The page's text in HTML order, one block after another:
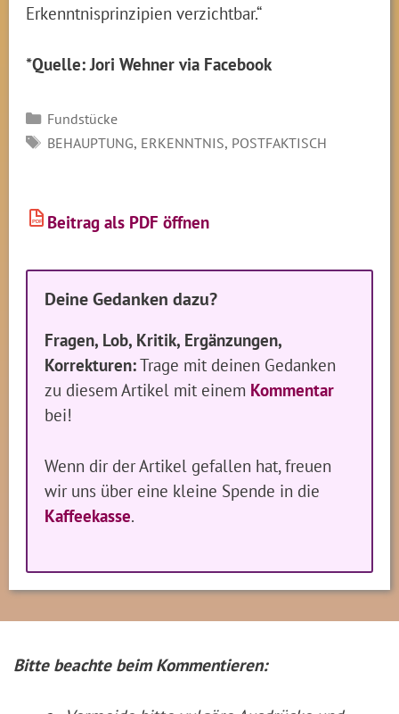
Erkenntnisprinzipien verzichtbar.“
*Quelle: Jori Wehner via Facebook
Kategorien
Fundstücke
SCHLAGWÖRTER
BEHAUPTUNG, ERKENNTNIS, POSTFAKTISCH
PDF Beitrag als PDF öffnen
Deine Gedanken dazu?
Fragen, Lob, Kritik, Ergänzungen,
Korrekturen:Trage mit deinen Gedanken
zu diesem Artikel mit einem Kommentar
bei!
Wenn dir der Artikel gefallen hat, freuen
wir uns über eine kleine Spende in die
Kaffeekasse.
Bitte beachte beim Kommentieren: